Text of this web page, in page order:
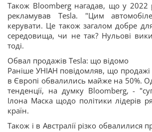
Також Bloomberg нагадав, що у 2022
рекламував Tesla. "Цим
керувати. Це також загалом добре
середовища, чи не так? Нульові
тоді.
Обвал продажів Tesla: що відомо
Раніше УНІАН повідомляв, що продажі
в Європі обвалились майже на 50%.
тенденції, на думку Bloomberg, -
Ілона Маска щодо політики лідерів
країн.
Також і в Австралії різко обвалилися